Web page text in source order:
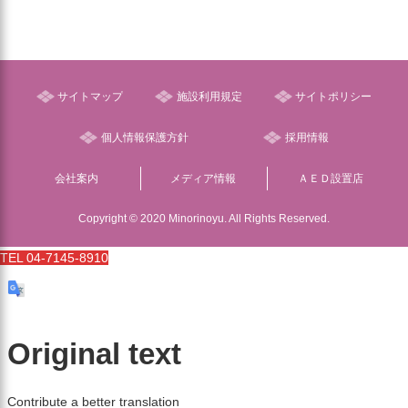
サイトマップ 施設利用規定 サイトポリシー
個人情報保護方針 採用情報
会社案内 メディア情報 ＡＥＤ設置店
Copyright © 2020 Minorinoyu. All Rights Reserved.
TEL 04-7145-8910
Original text
Contribute a better translation